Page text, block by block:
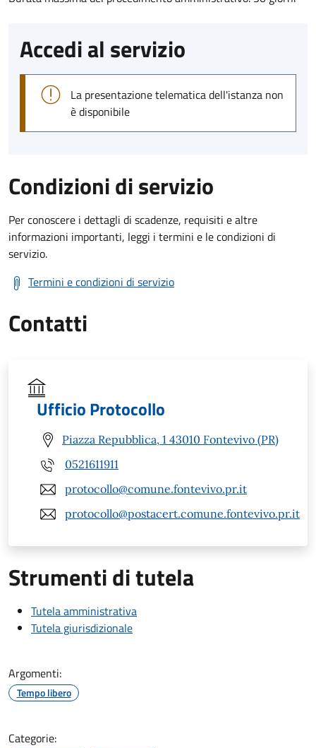
Accedi al servizio
La presentazione telematica dell'istanza non
è disponibile
Condizioni di servizio
Per conoscere i dettagli di scadenze, requisiti e altre
informazioni importanti, leggi i termini e le condizioni di
servizio.
Termini e condizioni di servizio
Contatti
Ufficio Protocollo
Piazza Repubblica, 1 43010 Fontevivo (PR)
0521611911
protocollo@comune.fontevivo.pr.it
protocollo@postacert.comune.fontevivo.pr.it
Strumenti di tutela
Tutela amministrativa
Tutela giurisdizionale
Argomenti:
Tempo libero
Categorie: